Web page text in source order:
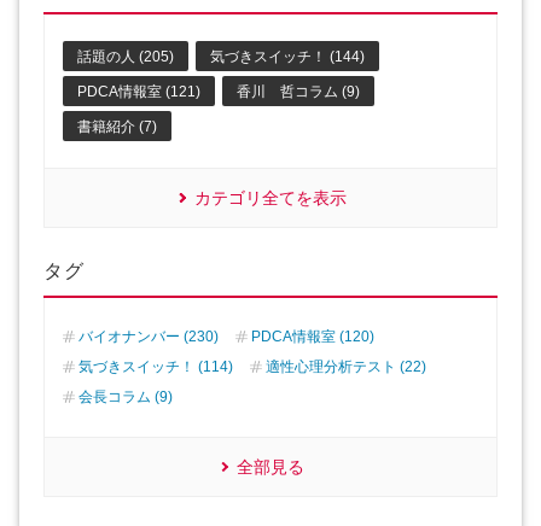
話題の人 (205) 気づきスイッチ！ (144)
PDCA情報室 (121) 香川 哲コラム (9)
書籍紹介 (7)
カテゴリ全てを表示
タグ
バイオナンバー (230)
PDCA情報室 (120)
気づきスイッチ！ (114)
適性心理分析テスト (22)
会長コラム (9)
全部見る